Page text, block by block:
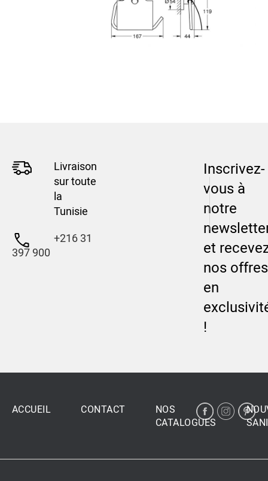
Livraison
sur toute
la
Tunisie
+216 31
397 900
Inscrivez-
vous à
notre
et
nos offres
en
!
ACCUEIL CONTACT
NOS
CATALOGUES